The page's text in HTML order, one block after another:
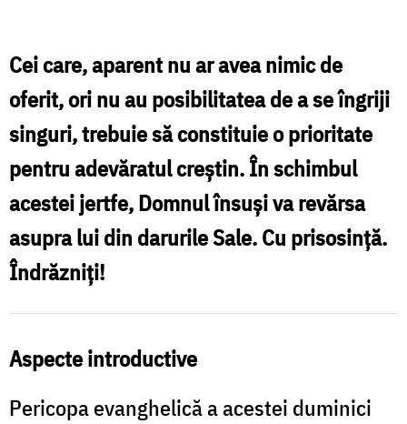
-
reprezentare
iconografică
Cei care, aparent nu ar avea nimic de
oferit, ori nu au posibilitatea de a se îngriji
singuri, trebuie să constituie o prioritate
pentru adevăratul creștin. În schimbul
acestei jertfe, Domnul însuși va revărsa
asupra lui din darurile Sale. Cu prisosință.
Îndrăzniți!
Aspecte introductive
Pericopa evanghelică a acestei duminici